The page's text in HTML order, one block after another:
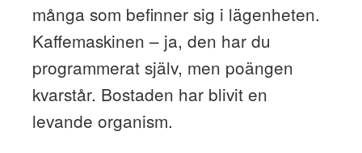
många som befinner sig i lägenheten.
Kaffemaskinen – ja, den har du
programmerat själv, men poängen
kvarstår. Bostaden har blivit en
levande organism.